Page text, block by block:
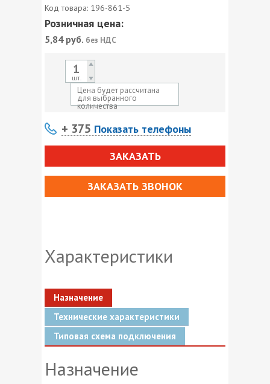
Код товара: 196-861-5
Розничная цена:
5,84руб. без НДС
шт.
Цена будет рассчитана
для выбранного
количества
+ 375 Показать телефоны
ЗАКАЗАТЬ
ЗАКАЗАТЬ ЗВОНОК
Характеристики
Назначение
Технические характеристики
Типовая схема подключения
Назначение